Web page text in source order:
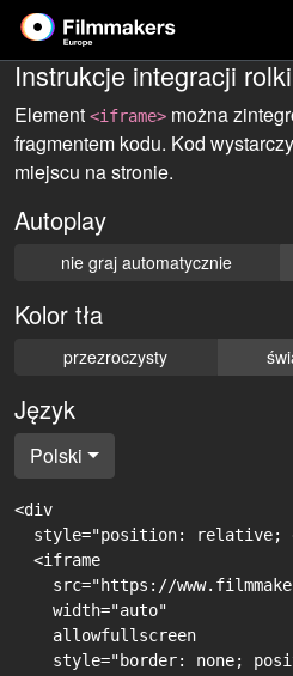
Instrukcje integracji
Element <iframe> można
fragmentem kodu. Kod
miejscu na stronie.
Autoplay
nie graj automatycznie
Kolor tła
przezroczysty
Język
Polski
<div
style="position: relative;
  <iframe
src="https://
    width="auto"
    allowfullscreen
style="border: none;